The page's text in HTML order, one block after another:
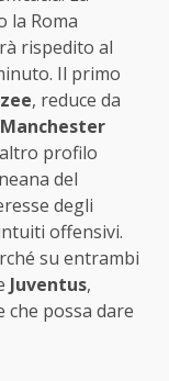
la Roma
rispedito al
Il primo
, reduce da
Manchester
profilo
del
degli
offensivi.
su entrambi
Juventus,
che possa dare